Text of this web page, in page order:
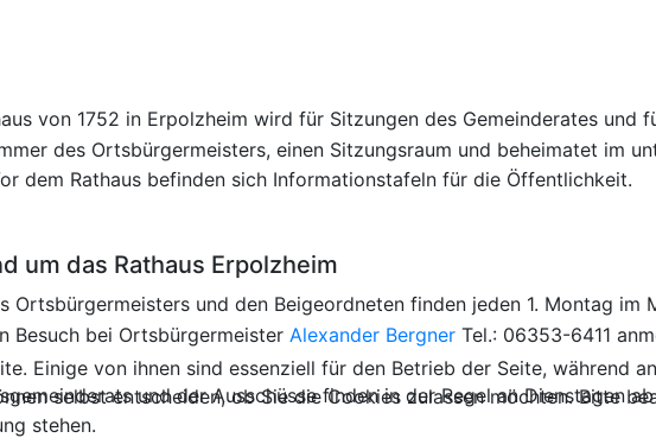
von 1752 in Erpolzheim wird für Sitzungen des Gemeinderates und
des Ortsbürgermeisters, einen Sitzungsraum und beheimatet im
dem Rathaus befinden sich Informationstafeln für die Öffentlichkeit.
um das Rathaus Erpolzheim
Ortsbürgermeisters und den Beigeordneten finden jeden 1. Montag im
Besuch bei Ortsbürgermeister Alexander Bergner Tel.: 06353-6411
und der Ausschüsse finden in der Regel an Dienstagen
Einige von ihnen sind essenziell für den Betrieb der Seite, während
selbst entscheiden, ob Sie die Cookies zulassen möchten. Bitte
stehen.